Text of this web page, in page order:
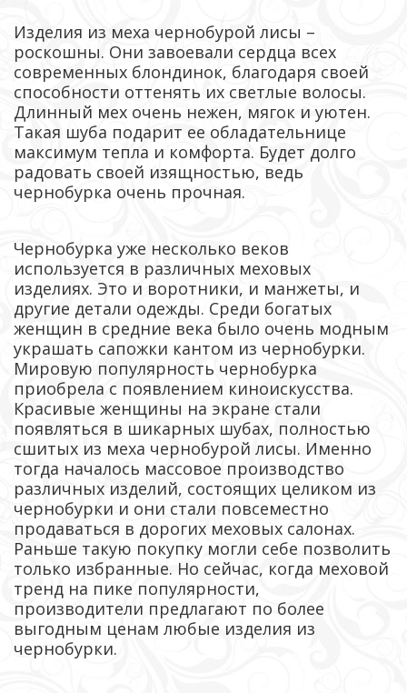
Изделия из меха чернобурой лисы –
роскошны. Они завоевали сердца всех
современных блондинок, благодаря своей
способности оттенять их светлые волосы.
Длинный мех очень нежен, мягок и уютен.
Такая шуба подарит ее обладательнице
максимум тепла и комфорта. Будет долго
радовать своей изящностью, ведь
чернобурка очень прочная.
Чернобурка уже несколько веков
используется в различных меховых
изделиях. Это и воротники, и манжеты, и
другие детали одежды. Среди богатых
женщин в средние века было очень модным
украшать сапожки кантом из чернобурки.
Мировую популярность чернобурка
приобрела с появлением киноискусства.
Красивые женщины на экране стали
появляться в шикарных шубах, полностью
сшитых из меха чернобурой лисы. Именно
тогда началось массовое производство
различных изделий, состоящих целиком из
чернобурки и они стали повсеместно
продаваться в дорогих меховых салонах.
Раньше такую покупку могли себе позволить
только избранные. Но сейчас, когда меховой
тренд на пике популярности,
производители предлагают по более
выгодным ценам любые изделия из
чернобурки.